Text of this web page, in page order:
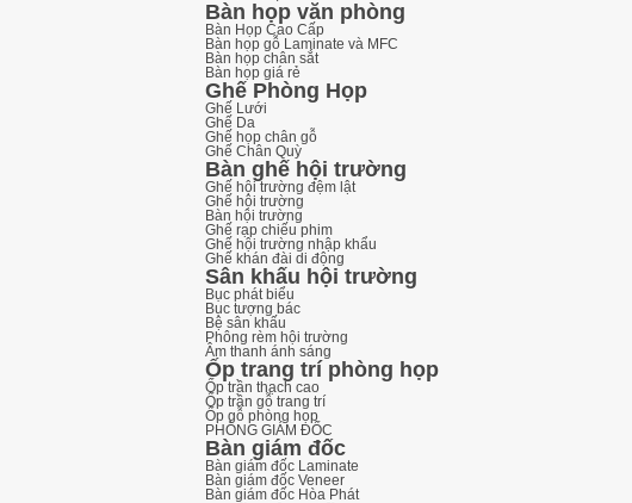
Bàn họp văn phòng
Bàn Họp Cao Cấp
Bàn họp gỗ Laminate và MFC
Bàn họp chân sắt
Bàn họp giá rẻ
Ghế Phòng Họp
Ghế Lưới
Ghế Da
Ghế họp chân gỗ
Ghế Chân Quỳ
Bàn ghế hội trường
Ghế hội trường đệm lật
Ghế hội trường
Bàn hội trường
Ghế rạp chiếu phim
Ghế hội trường nhập khẩu
Ghế khán đài di động
Sân khấu hội trường
Bục phát biểu
Bục tượng bác
Bệ sân khấu
Phông rèm hội trường
Âm thanh ánh sáng
Ốp trang trí phòng họp
Ốp trần thạch cao
Ốp trần gỗ trang trí
Ốp gỗ phòng họp
PHÒNG GIÁM ĐỐC
Bàn giám đốc
Bàn giám đốc Laminate
Bàn giám đốc Veneer
Bàn giám đốc Hòa Phát